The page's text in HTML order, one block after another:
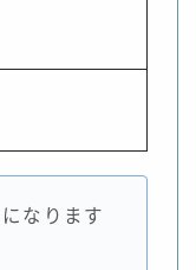
なります